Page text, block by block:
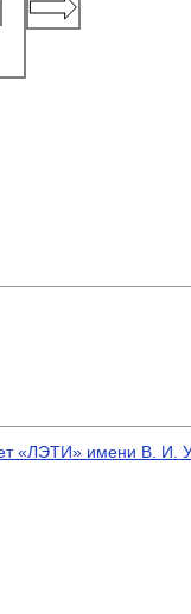
«ЛЭТИ» имени В.